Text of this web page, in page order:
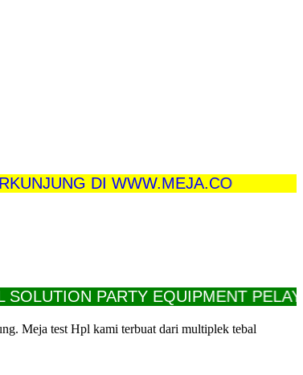
DI WWW.MEJA.CO
PARTY EQUIPMENT
Meja test Hpl kami terbuat dari multiplek tebal